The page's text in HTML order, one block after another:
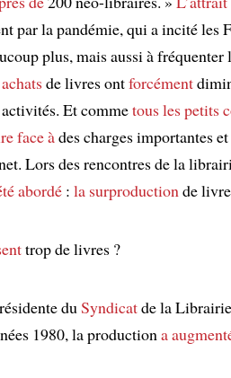
par la pandémie, qui a incité les
plus, mais aussi à fréquenter
de livres ontforcément
Et commetous les petits
face àdes charges importantes
Lors des rencontres de la
abordé : la surproductionde
trop de livres ?
duSyndicatde la
1980, la productiona